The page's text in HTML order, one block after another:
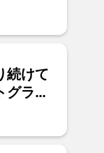
景規
続けて
グラフ
・未